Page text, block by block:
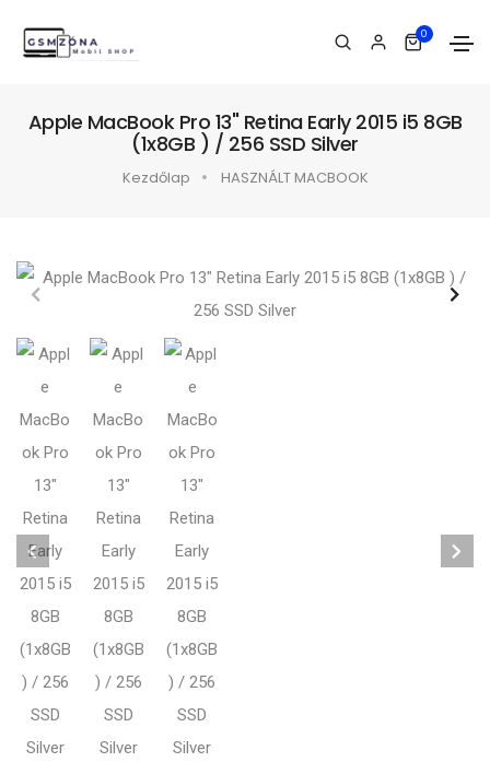
0
Apple MacBook Pro 13" Retina Early 2015 i5 8GB
(1x8GB ) / 256 SSD Silver
Kezdőlap HASZNÁLT MACBOOK